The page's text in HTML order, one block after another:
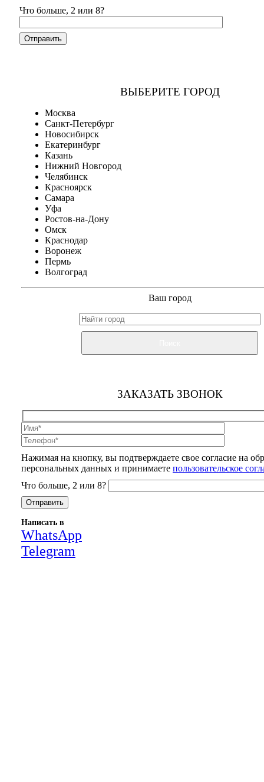
Что больше, 2 или 8?
ВЫБЕРИТЕ ГОРОД
Москва
Санкт-Петербург
Новосибирск
Екатеринбург
Казань
Нижний Новгород
Челябинск
Красноярск
Самара
Уфа
Ростов-на-Дону
Омск
Краснодар
Воронеж
Пермь
Волгоград
Ваш город
ЗАКАЗАТЬ ЗВОНОК
Нажимая на кнопку, вы подтверждаете свое согласие на
персональных данных и принимаете пользовательское
Что больше, 2 или 8?
Написать в
WhatsApp
Telegram